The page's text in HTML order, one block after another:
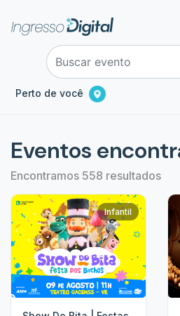
Perto de você
Eventos
Encontramos 558 resultados
Infantil